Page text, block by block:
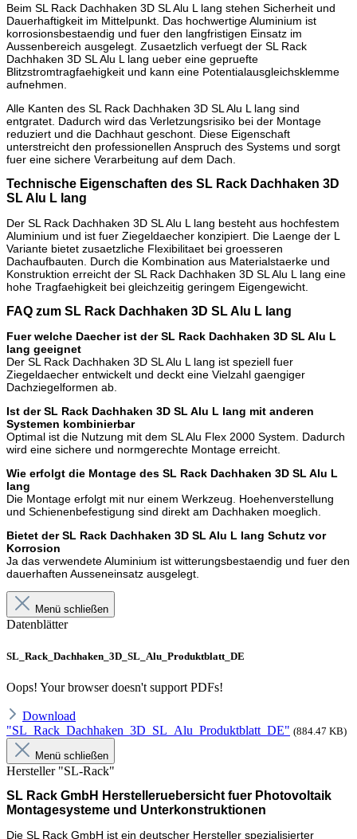
Beim SL Rack Dachhaken 3D SL Alu L lang stehen Sicherheit und
Dauerhaftigkeit im Mittelpunkt. Das hochwertige Aluminium ist
korrosionsbestaendig und fuer den langfristigen Einsatz im
Aussenbereich ausgelegt. Zusaetzlich verfuegt der SL Rack
Dachhaken 3D SL Alu L lang ueber eine gepruefte
Blitzstromtragfaehigkeit und kann eine Potentialausgleichsklemme
aufnehmen.
Alle Kanten des SL Rack Dachhaken 3D SL Alu L lang sind
entgratet. Dadurch wird das Verletzungsrisiko bei der Montage
reduziert und die Dachhaut geschont. Diese Eigenschaft
unterstreicht den professionellen Anspruch des Systems und sorgt
fuer eine sichere Verarbeitung auf dem Dach.
Technische Eigenschaften des SL Rack Dachhaken 3D
SL Alu L lang
Der SL Rack Dachhaken 3D SL Alu L lang besteht aus hochfestem
Aluminium und ist fuer Ziegeldaecher konzipiert. Die Laenge der L
Variante bietet zusaetzliche Flexibilitaet bei groesseren
Dachaufbauten. Durch die Kombination aus Materialstaerke und
Konstruktion erreicht der SL Rack Dachhaken 3D SL Alu L lang eine
hohe Tragfaehigkeit bei gleichzeitig geringem Eigengewicht.
FAQ zum SL Rack Dachhaken 3D SL Alu L lang
Fuer welche Daecher ist der SL Rack Dachhaken 3D SL Alu L
lang geeignet
Der SL Rack Dachhaken 3D SL Alu L lang ist speziell fuer
Ziegeldaecher entwickelt und deckt eine Vielzahl gaengiger
Dachziegelformen ab.
Ist der SL Rack Dachhaken 3D SL Alu L lang mit anderen
Systemen kombinierbar
Optimal ist die Nutzung mit dem SL Alu Flex 2000 System. Dadurch
wird eine sichere und normgerechte Montage erreicht.
Wie erfolgt die Montage des SL Rack Dachhaken 3D SL Alu L
lang
Die Montage erfolgt mit nur einem Werkzeug. Hoehenverstellung
und Schienenbefestigung sind direkt am Dachhaken moeglich.
Bietet der SL Rack Dachhaken 3D SL Alu L lang Schutz vor
Korrosion
Ja das verwendete Aluminium ist witterungsbestaendig und fuer den
dauerhaften Ausseneinsatz ausgelegt.
Menü schließen
Datenblätter
SL_Rack_Dachhaken_3D_SL_Alu_Produktblatt_DE
Oops! Your browser doesn't support PDFs!
Download
"SL_Rack_Dachhaken_3D_SL_Alu_Produktblatt_DE" (884.47 KB)
Menü schließen
Hersteller "SL-Rack"
SL Rack GmbH Herstelleruebersicht fuer Photovoltaik
Montagesysteme und Unterkonstruktionen
Die SL Rack GmbH ist ein deutscher Hersteller spezialisierter